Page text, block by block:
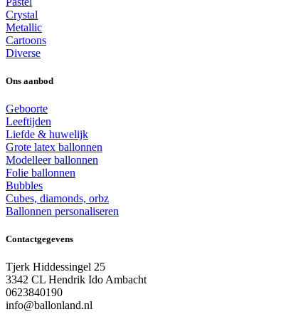
Crystal
Metallic
Cartoons
Diverse
Ons aanbod
Geboorte
Leeftijden
Liefde & huwelijk
Grote latex ballonnen
Modelleer ballonnen
Folie ballonnen
Bubbles
Cubes, diamonds, orbz
Ballonnen personaliseren
Contactgegevens
Tjerk Hiddessingel 25
3342 CL Hendrik Ido Ambacht
0623840190
info@ballonland.nl